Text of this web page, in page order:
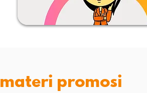
materi promosi